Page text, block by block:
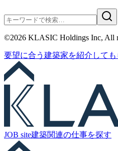
©2026 KLASIC Holdings Inc, All
要望に合う 建築家を紹介 しても
JOB site建築関連の仕事を探す